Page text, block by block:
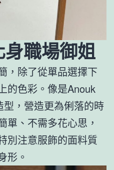
身職場御姐
，除了從單品選擇下
的色彩。像是Anouk
，營造更為俐落的時
單、不需多花心思，
別注意服飾的面料質
形。